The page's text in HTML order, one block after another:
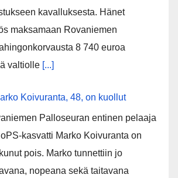
kavalluksesta. Hänet
maksamaan Rovaniemen
8 740 euroa
valtiolle [...]
Koivuranta, 48, on kuollut
Palloseuran entinen pelaaja
kasvatti Marko Koivuranta on
pois. Marko tunnettiin jo
nopeana sekä taitavana